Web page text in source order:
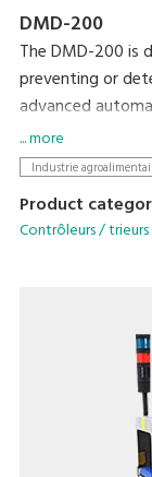
DMD-200
The DMD-200 is
preventing or
advanced
eliminates
sensitivity across
... more
Industrie
Product
Contrôleurs /